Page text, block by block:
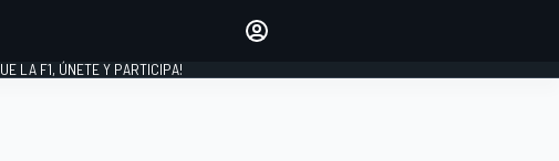
LA F1, ÚNETE Y PARTICIPA!